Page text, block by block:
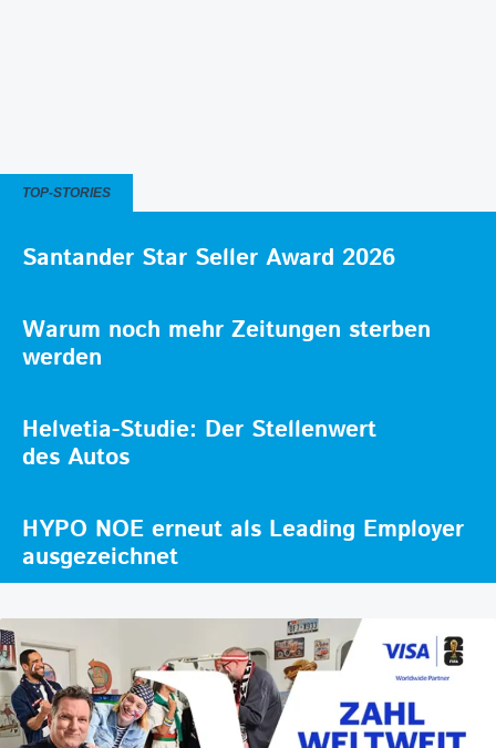
TOP-STORIES
Santander Star Seller Award 2026
Warum noch mehr Zeitungen sterben
werden
Helvetia-Studie: Der Stellenwert
des Autos
HYPO NOE erneut als Leading Employer
ausgezeichnet